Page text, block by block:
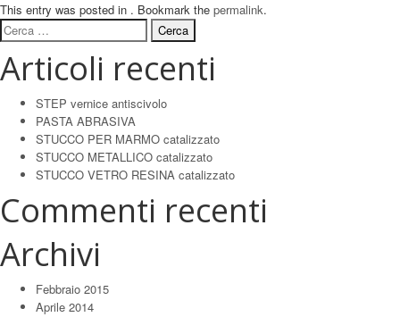
This entry was posted in . Bookmark the permalink.
Ricerca
per:
Articoli recenti
STEP vernice antiscivolo
PASTA ABRASIVA
STUCCO PER MARMO catalizzato
STUCCO METALLICO catalizzato
STUCCO VETRO RESINA catalizzato
Commenti recenti
Archivi
Febbraio 2015
Aprile 2014